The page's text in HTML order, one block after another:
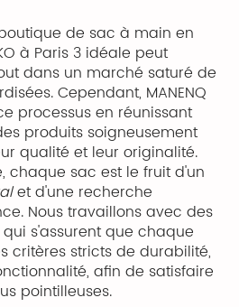
de sac à main en
à Paris 3 idéale peut
dans un marché saturé de
Cependant, MANENQ
processus en réunissant
produits soigneusement
qualité et leur originalité.
chaque sac est le fruit d'un
et d'une recherche
Nous travaillons avec des
s'assurent que chaque
critères stricts de durabilité,
afin de satisfaire
pointilleuses.